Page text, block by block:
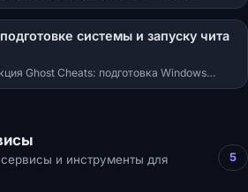
KoenFlow 5.0: подготовка системы,
Ammo / Trading, восемь регионов
системы и запуску чита
Ghost Cheats: подготовка Windows
в реальном времени, защита на основе
и инструменты для
5